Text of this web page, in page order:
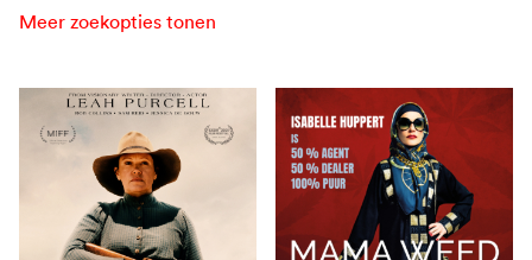
Meer zoekopties tonen
ALLES
BIOSCOOP
ALLE